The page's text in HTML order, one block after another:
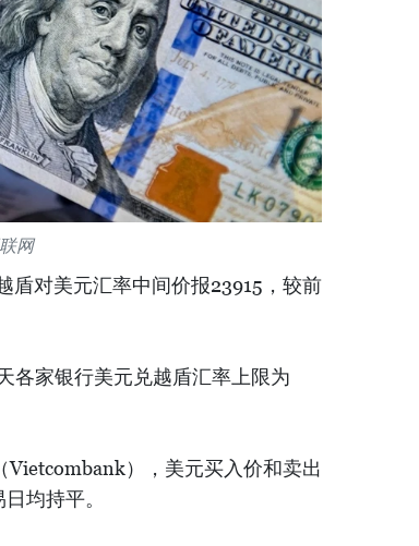
网
对美元汇率中间价报23915，较前
各家银行美元兑越盾汇率上限为
），美元买入价和卖出
均持平。